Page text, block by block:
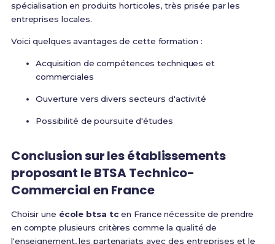
spécialisation en produits horticoles, très prisée par les
entreprises locales.
Voici quelques avantages de cette formation :
Acquisition de compétences techniques et
commerciales
Ouverture vers divers secteurs d'activité
Possibilité de poursuite d'études
Conclusion sur les établissements
proposant le BTSA Technico-
Commercial en France
Choisir une école btsa tc en France nécessite de prendre
en compte plusieurs critères comme la qualité de
l'enseignement, les partenariats avec des entreprises et le